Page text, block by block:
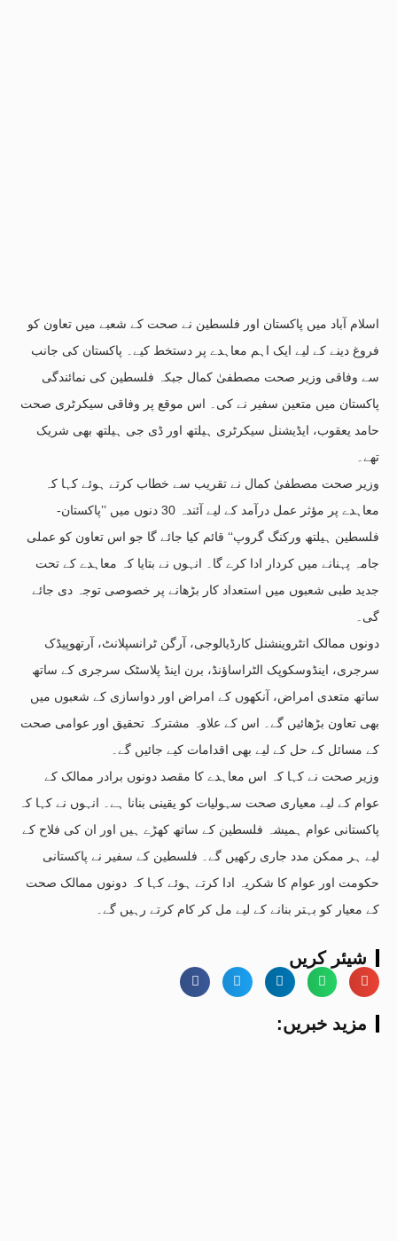
اسلام آباد میں پاکستان اور فلسطین نے صحت کے شعبے میں تعاون کو
فروغ دینے کے لیے ایک اہم معاہدے پر دستخط کیے۔ پاکستان کی جانب
سے وفاقی وزیر صحت مصطفیٰ کمال جبکہ فلسطین کی نمائندگی
پاکستان میں متعین سفیر نے کی۔ اس موقع پر وفاقی سیکرٹری صحت
حامد یعقوب، ایڈیشنل سیکرٹری ہیلتھ اور ڈی جی ہیلتھ بھی شریک
تھے۔
وزیر صحت مصطفیٰ کمال نے تقریب سے خطاب کرتے ہوئے کہا کہ
معاہدے پر مؤثر عمل درآمد کے لیے آئندہ 30 دنوں میں ’’پاکستان-
فلسطین ہیلتھ ورکنگ گروپ‘‘ قائم کیا جائے گا جو اس تعاون کو عملی
جامہ پہنانے میں کردار ادا کرے گا۔ انہوں نے بتایا کہ معاہدے کے تحت
جدید طبی شعبوں میں استعداد کار بڑھانے پر خصوصی توجہ دی جائے
گی۔
دونوں ممالک انٹروینشنل کارڈیالوجی، آرگن ٹرانسپلانٹ، آرتھوپیڈک
سرجری، اینڈوسکوپک الٹراساؤنڈ، برن اینڈ پلاسٹک سرجری کے ساتھ
ساتھ متعدی امراض، آنکھوں کے امراض اور دواسازی کے شعبوں میں
بھی تعاون بڑھائیں گے۔ اس کے علاوہ مشترکہ تحقیق اور عوامی صحت
کے مسائل کے حل کے لیے بھی اقدامات کیے جائیں گے۔
وزیر صحت نے کہا کہ اس معاہدے کا مقصد دونوں برادر ممالک کے
عوام کے لیے معیاری صحت سہولیات کو یقینی بنانا ہے۔ انہوں نے کہا کہ
پاکستانی عوام ہمیشہ فلسطین کے ساتھ کھڑے ہیں اور ان کی فلاح کے
لیے ہر ممکن مدد جاری رکھیں گے۔ فلسطین کے سفیر نے پاکستانی
حکومت اور عوام کا شکریہ ادا کرتے ہوئے کہا کہ دونوں ممالک صحت
کے معیار کو بہتر بنانے کے لیے مل کر کام کرتے رہیں گے۔
شیئر کریں
:مزید خبریں